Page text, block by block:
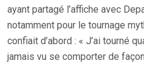
ayant partagé l’affiche avec
notamment pour le tournage
confiait d’abord : « J’ai tourné
jamais vu se comporter de